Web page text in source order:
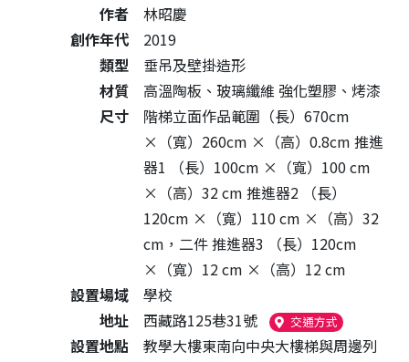
作者
林昭慶
創作年代
2019
類型
垂吊及壁掛造形
材質
高溫陶板、玻璃纖維 強化塑膠、烤漆
尺寸
階梯立面作品範圍（長）670cm
×（寬）260cm ×（高）0.8cm 推進
器1 （長）100cm ×（寬）100 cm
×（高）32 cm 推進器2 （長）
120cm ×（寬）110 cm ×（高）32
cm，二件 推進器3 （長）120cm
×（寬）12 cm ×（高）12 cm
設置場域
學校
地址
西藏路125巷31號 交通方式（另開新視
設置地點
教學大樓東南向中央大樓梯與周邊列